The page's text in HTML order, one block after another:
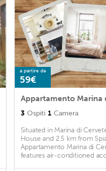
a partire da
59€
3 Ospiti 1 Camera
Situated in Marina di
House and 2.5 km from
Appartamento Marina di
features air-conditioned